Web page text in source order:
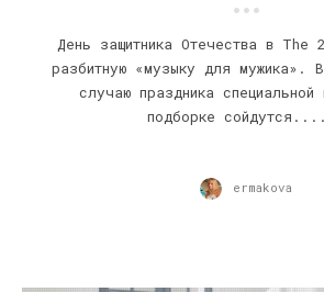
День защитника Отечества в The
разбитную «музыку для мужика».
случаю праздника специальной
подборке
ermakova